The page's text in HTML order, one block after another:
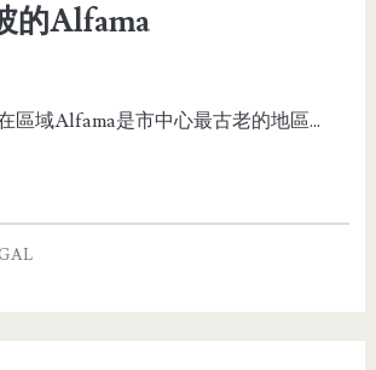
的Alfama
區域Alfama是市中心最古老的地區...